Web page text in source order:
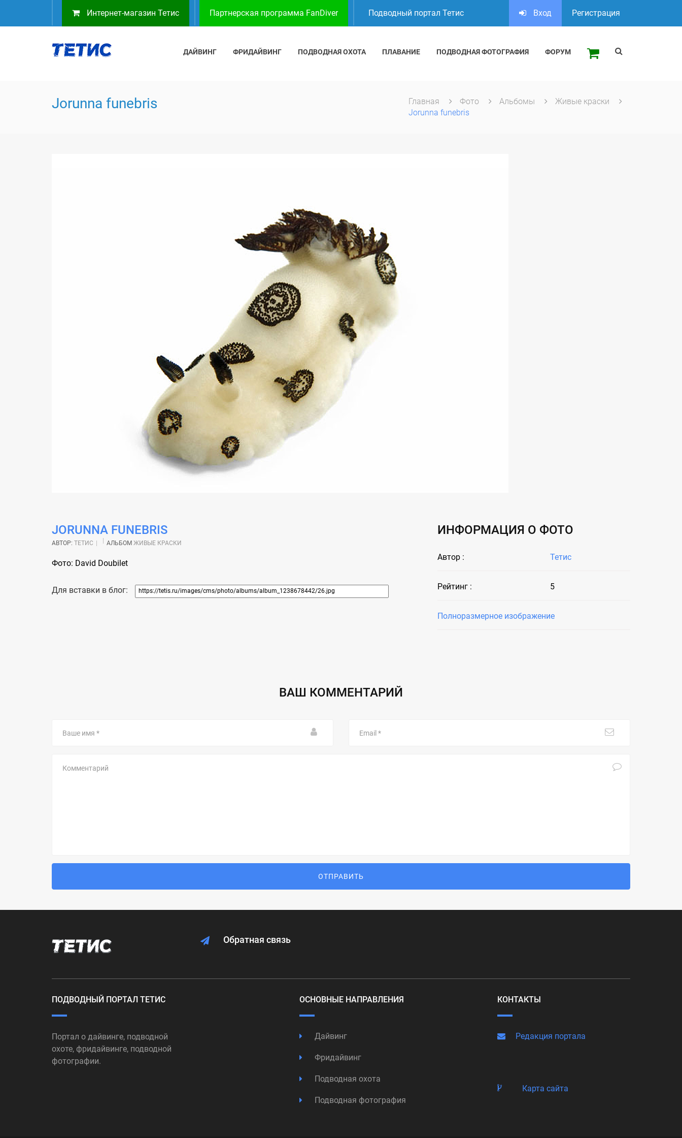
Интернет-магазин Тетис Партнерская программа FanDiver Подводный портал Тетис Вход Регистрация
ДАЙВИНГ ФРИДАЙВИНГ ПОДВОДНАЯ ОХОТА ПЛАВАНИЕ ПОДВОДНАЯ ФОТОГРАФИЯ ФОРУМ
Jorunna funebris Главная Фото Альбомы
Живые краски
Jorunna funebris
JORUNNA FUNEBRIS
АВТОР: ТЕТИС АЛЬБОМ ЖИВЫЕ КРАСКИ
Фото: David Doubilet
Для вставки в блог:
ИНФОРМАЦИЯ О ФОТО
Автор : Тетис
Рейтинг : 5
Полноразмерное изображение
ВАШ КОММЕНТАРИЙ
имя
ОТПРАВИТЬ
Обратная связь
ПОДВОДНЫЙ ПОРТАЛ ТЕТИС
Портал о дайвинге, подводной
охоте, фридайвинге, подводной
фотографии.
ОСНОВНЫЕ НАПРАВЛЕНИЯ
Дайвинг
Фридайвинг
Подводная охота
Подводная фотография
КОНТАКТЫ
Редакция портала
Карта сайта